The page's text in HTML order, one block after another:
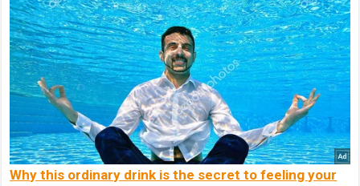
Why this ordinary drink is the secret to feeling your